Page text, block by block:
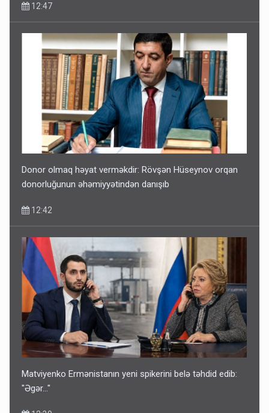
12:47
Donor olmaq həyat verməkdir: Rövşən Hüseynov orqan
donorluğunun əhəmiyyətindən danışıb
12:42
Matviyenko Ermənistanın yeni spikerini belə təhdid edib:
"Əgər..."